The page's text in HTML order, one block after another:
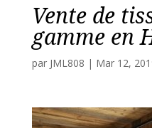
Vente de
gamme en
par JML808 | Mar 12,